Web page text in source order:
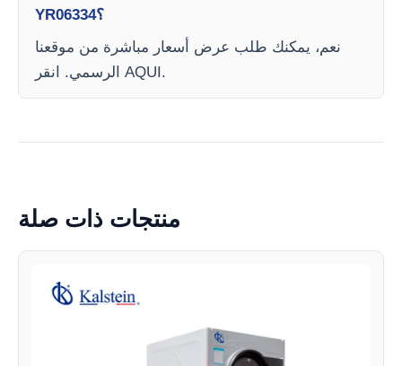
YR06334؟
نعم، يمكنك طلب عرض أسعار مباشرة من موقعنا
الرسمي. انقر AQUI.
منتجات ذات صلة